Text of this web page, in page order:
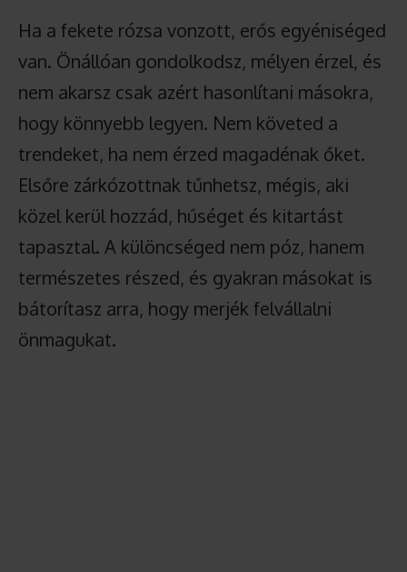
Ha a fekete rózsa vonzott, erős egyéniséged
van. Önállóan gondolkodsz, mélyen érzel, és
nem akarsz csak azért hasonlítani másokra,
hogy könnyebb legyen. Nem követed a
trendeket, ha nem érzed magadénak őket.
Elsőre zárkózottnak tűnhetsz, mégis, aki
közel kerül hozzád, hűséget és kitartást
tapasztal. A különcséged nem póz, hanem
természetes részed, és gyakran másokat is
bátorítasz arra, hogy merjék felvállalni
önmagukat.